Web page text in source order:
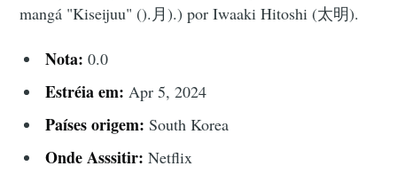
mangá "Kiseijuu" ().月).) por Iwaaki Hitoshi (太明).
Nota: 0.0
Estréia em: Apr 5, 2024
Países origem: South Korea
Onde Asssitir: Netflix